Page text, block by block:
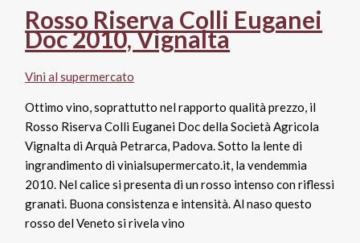
Zaramella
Rosso Riserva Colli Euganei
Doc 2010, Vignalta
Vini al supermercato
Ottimo vino, soprattutto nel rapporto qualità prezzo, il
Rosso Riserva Colli Euganei Doc della Società Agricola
Vignalta di Arquà Petrarca, Padova. Sotto la lente di
ingrandimento di vinialsupermercato.it, la vendemmia
2010. Nel calice si presenta di un rosso intenso con riflessi
granati. Buona consistenza e intensità. Al naso questo
rosso del Veneto si rivela vino